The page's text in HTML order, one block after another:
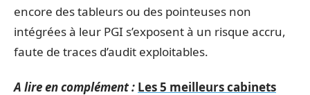
encore des tableurs ou des pointeuses non
intégrées à leur PGI s’exposent à un risque accru,
faute de traces d’audit exploitables.
A lire en complément : Les 5 meilleurs cabinets